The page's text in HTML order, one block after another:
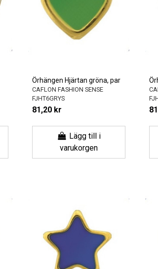
Örhängen Hjärtan gröna, par
CAFLON FASHION SENSE
FJHT6GRYS
81,20 kr
Lägg till i
varukorgen